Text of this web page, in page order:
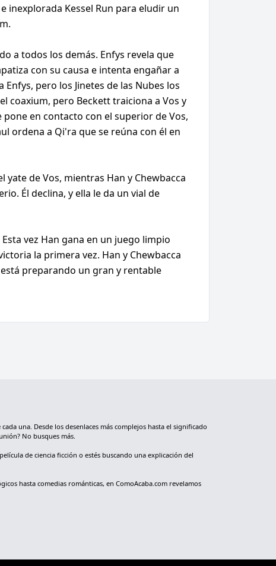
inexplorada Kessel Run para eludir un
a todos los demás. Enfys revela que
con su causa e intenta engañar a
pero los Jinetes de las Nubes los
coaxium, pero Beckett traiciona a Vos y
pone en contacto con el superior de Vos,
ordena a Qi'ra que se reúna con él en
de Vos, mientras Han y Chewbacca
Él declina, y ella le da un vial de
vez Han gana en un juego limpio
la primera vez. Han y Chewbacca
preparando un gran y rentable
una. Desde los desenlaces más complejos hasta el significado
No busques más.
de ciencia ficción o estés buscando una explicación del
hasta comedias románticas, en ComoAcaba.com revelamos